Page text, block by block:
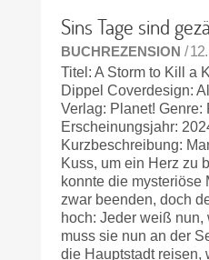
Sins Tage sind
BUCHREZENSION /
Titel: A Storm to Kill a
Dippel Coverdesign:
Verlag: Planet! Genre:
Erscheinungsjahr:
Kurzbeschreibung:
Kuss, um ein Herz zu
konnte die mysteriöse
zwar beenden, doch
hoch: Jeder weiß nun,
muss sie nun an der
die Hauptstadt reisen,